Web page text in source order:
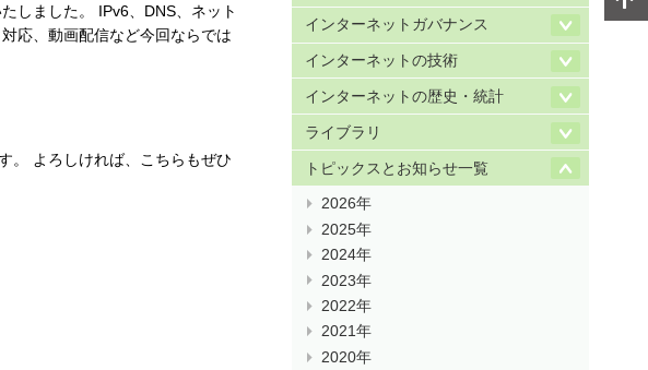
しました。 IPv6、DNS、ネット
応、動画配信など今回ならでは
。 よろしければ、こちらもぜひ
インターネットガバナンス
インターネットの技術
インターネットの歴史・統計
ライブラリ
トピックスとお知らせ一覧
2026年
2025年
2024年
2023年
2022年
2021年
2020年